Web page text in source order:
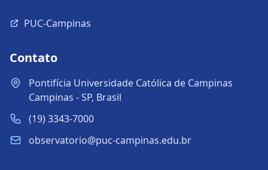
PUC-Campinas
Contato
Pontifícia Universidade Católica de Campinas
Campinas - SP, Brasil
(19) 3343-7000
observatorio@puc-campinas.edu.br